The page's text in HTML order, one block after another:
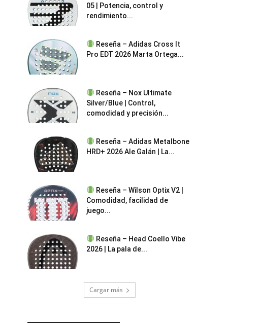
05 | Potencia, control y
rendimiento...
Reseña – Adidas Cross It
Pro EDT 2026 Marta Ortega...
Reseña – Nox Ultimate
Silver/Blue | Control,
comodidad y precisión...
Reseña – Adidas Metalbone
HRD+ 2026 Ale Galán | La...
Reseña – Wilson Optix V2 |
Comodidad, facilidad de
juego...
Reseña – Head Coello Vibe
2026 | La pala de...
Cargar más